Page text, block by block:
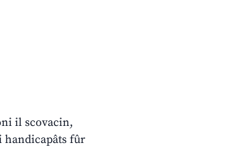
il scovacin,
handicapâts fûr